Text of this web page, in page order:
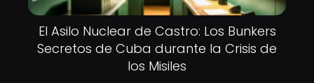
El Asilo Nuclear de Castro: Los Bunkers
Secretos de Cuba durante la Crisis de
los Misiles